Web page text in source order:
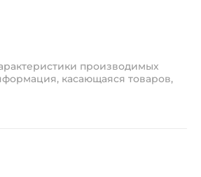
производимых
касающаяся товаров,